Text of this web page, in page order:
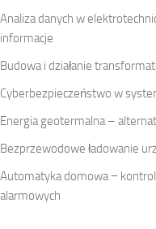
Analiza danych w
informacje
Budowa i działanie
Cyberbezpieczeństwo w
Energia geotermalna –
Bezprzewodowe ładowanie
Automatyka domowa −
alarmowych